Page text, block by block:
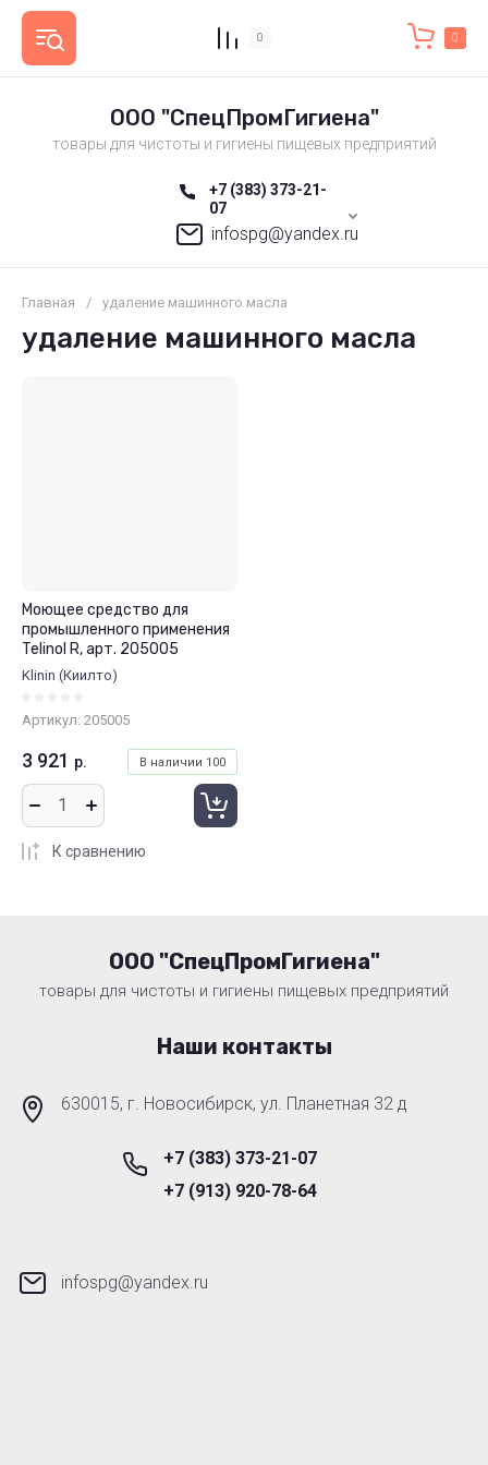
0 0
ООО "СпецПромГигиена"
товары для чистоты и гигиены пищевых предприятий
+7 (383) 373-21-
07
infospg@yandex.ru
Главная / удаление машинного масла
удаление машинного масла
Моющее средство для
промышленного применения
Telinol R, арт. 205005
Klinin (Киилто)
Артикул: 205005
В наличии 100
3 921 р.
К сравнению
ООО "СпецПромГигиена"
товары для чистоты и гигиены пищевых предприятий
Наши контакты
630015, г. Новосибирск, ул. Планетная 32 д
+7 (383) 373-21-07
+7 (913) 920-78-64
infospg@yandex.ru